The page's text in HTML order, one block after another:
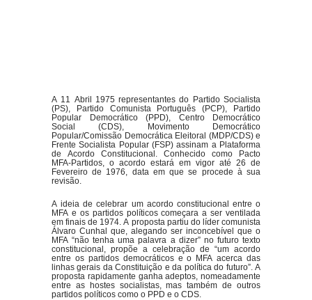
A 11 Abril 1975 representantes do Partido Socialista
(PS), Partido Comunista Português (PCP), Partido
Popular Democrático (PPD), Centro Democrático
Social (CDS), Movimento Democrático
Popular/Comissão Democrática Eleitoral (MDP/CDS) e
Frente Socialista Popular (FSP) assinam a Plataforma
de Acordo Constitucional. Conhecido como Pacto
MFA-Partidos, o acordo estará em vigor até 26 de
Fevereiro de 1976, data em que se procede à sua
revisão.
A ideia de celebrar um acordo constitucional entre o
MFA e os partidos políticos começara a ser ventilada
em finais de 1974. A proposta partiu do líder comunista
Álvaro Cunhal que, alegando ser inconcebível que o
MFA “não tenha uma palavra a dizer” no futuro texto
constitucional, propõe a celebração de “um acordo
entre os partidos democráticos e o MFA acerca das
linhas gerais da Constituição e da política do futuro”. A
proposta rapidamente ganha adeptos, nomeadamente
entre as hostes socialistas, mas também de outros
partidos políticos como o PPD e o CDS.